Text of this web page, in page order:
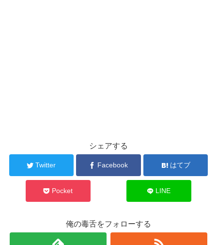
シェアする
Twitter Facebook はてブ
Pocket LINE
俺の毒舌をフォローする